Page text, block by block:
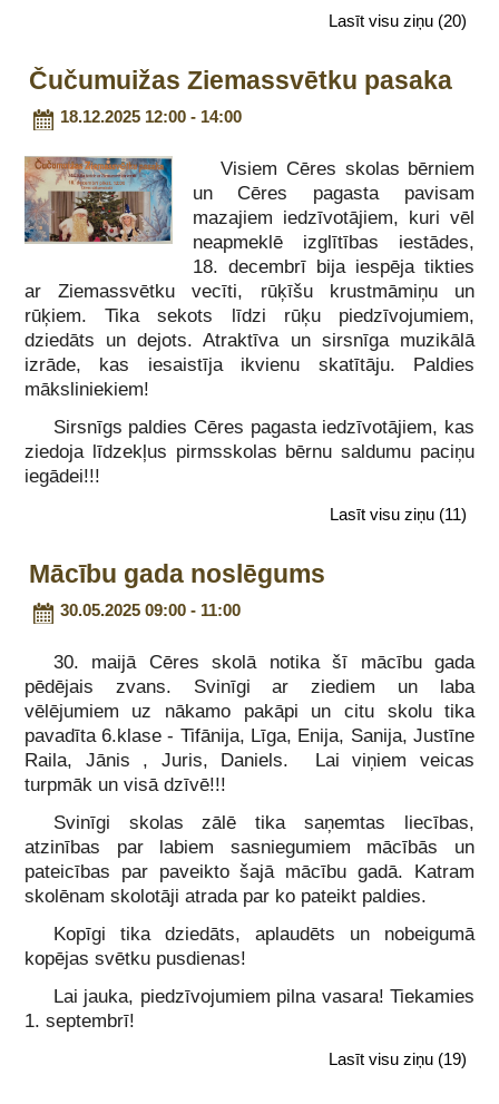
Lasīt visu ziņu (20)
Čučumuižas Ziemassvētku pasaka
18.12.2025 12:00 - 14:00
Visiem Cēres skolas bērniem
un Cēres pagasta pavisam
mazajiem iedzīvotājiem, kuri vēl
neapmeklē izglītības iestādes,
18. decembrī bija iespēja tikties
ar Ziemassvētku vecīti, rūķīšu krustmāmiņu un
rūķiem. Tika sekots līdzi rūķu piedzīvojumiem,
dziedāts un dejots. Atraktīva un sirsnīga muzikālā
izrāde, kas iesaistīja ikvienu skatītāju. Paldies
māksliniekiem!
Sirsnīgs paldies Cēres pagasta iedzīvotājiem, kas
ziedoja līdzekļus pirmsskolas bērnu saldumu paciņu
iegādei!!!
Lasīt visu ziņu (11)
Mācību gada noslēgums
30.05.2025 09:00 - 11:00
30. maijā Cēres skolā notika šī mācību gada
pēdējais zvans. Svinīgi ar ziediem un laba
vēlējumiem uz nākamo pakāpi un citu skolu tika
pavadīta 6.klase - Tifānija, Līga, Enija, Sanija, Justīne
Raila, Jānis , Juris, Daniels. Lai viņiem veicas
turpmāk un visā dzīvē!!!
Svinīgi skolas zālē tika saņemtas liecības,
atzinības par labiem sasniegumiem mācībās un
pateicības par paveikto šajā mācību gadā. Katram
skolēnam skolotāji atrada par ko pateikt paldies.
Kopīgi tika dziedāts, aplaudēts un nobeigumā
kopējas svētku pusdienas!
Lai jauka, piedzīvojumiem pilna vasara! Tiekamies
1. septembrī!
Lasīt visu ziņu (19)